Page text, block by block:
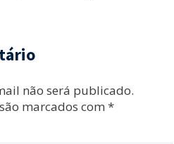
não será publicado.
marcados com *